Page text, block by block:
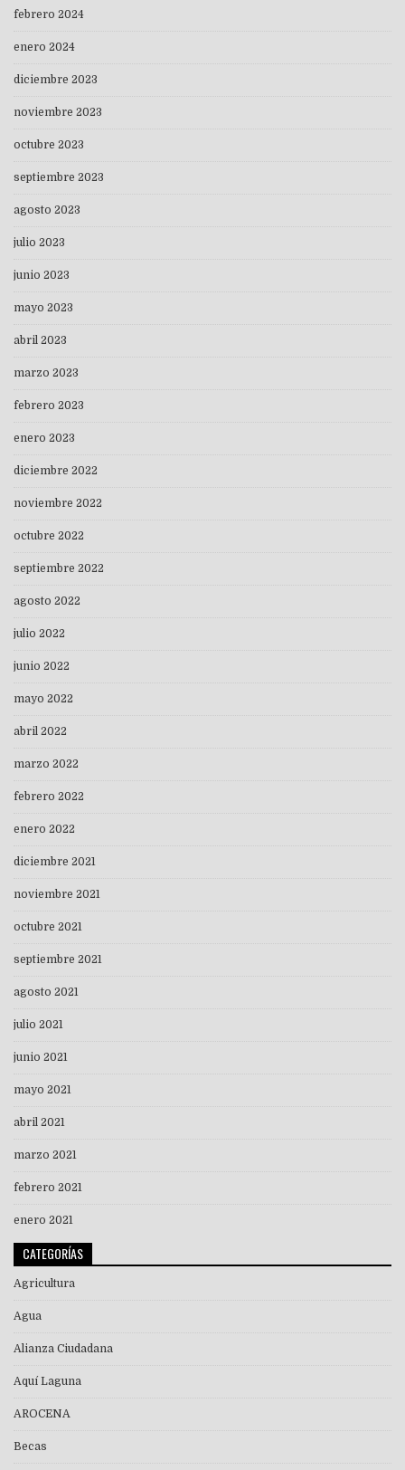
febrero 2024
enero 2024
diciembre 2023
noviembre 2023
octubre 2023
septiembre 2023
agosto 2023
julio 2023
junio 2023
mayo 2023
abril 2023
marzo 2023
febrero 2023
enero 2023
diciembre 2022
noviembre 2022
octubre 2022
septiembre 2022
agosto 2022
julio 2022
junio 2022
mayo 2022
abril 2022
marzo 2022
febrero 2022
enero 2022
diciembre 2021
noviembre 2021
octubre 2021
septiembre 2021
agosto 2021
julio 2021
junio 2021
mayo 2021
abril 2021
marzo 2021
febrero 2021
enero 2021
CATEGORÍAS
Agricultura
Agua
Alianza Ciudadana
Aquí Laguna
AROCENA
Becas